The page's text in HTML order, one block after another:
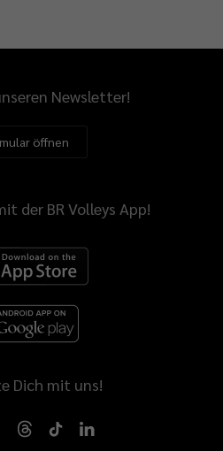
Newsletter!
öffnen
der BR Volleys App!
Dich mit uns!